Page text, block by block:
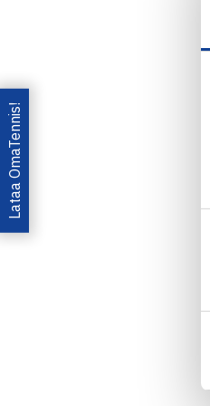
Lataa OmaTennis!